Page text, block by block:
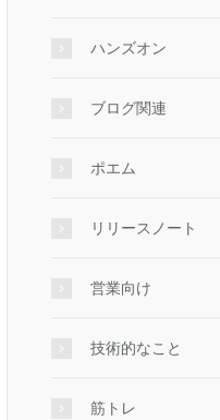
ハンズオン
ブログ関連
ポエム
リリースノート
営業向け
技術的なこと
筋トレ